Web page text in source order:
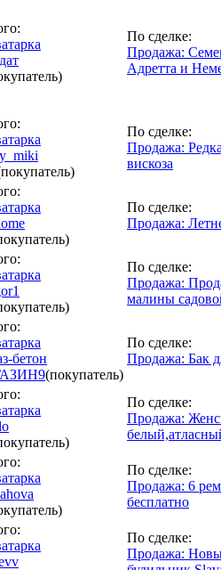
По сделке:
Продажа:
Адретта и
По сделке:
Продажа:
вискоза
По сделке:
Продажа:
По сделке:
Продажа:
малины
бетон
9(покупатель)
По сделке:
Продажа: Бак
По сделке:
Продажа:
По сделке:
Продажа: 6
бесплатно
По сделке:
Продажа: